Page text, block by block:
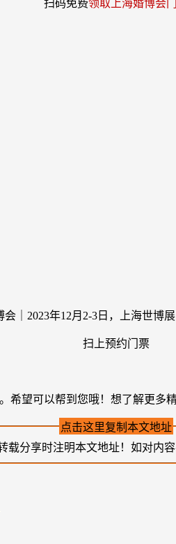
扫码免费领取上海婚博会
扫上预约门票
希望可以帮到您哦！想了解更多
点击这里复制本文地址
载分享时注明本文地址！如对内